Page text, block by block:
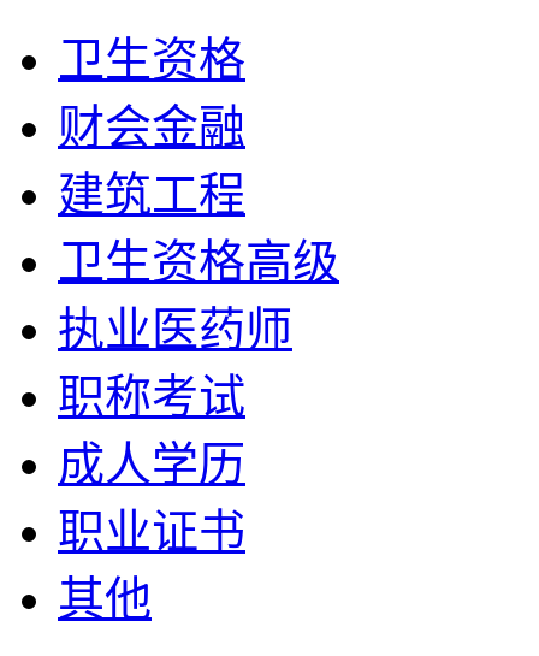
卫生资格
财会金融
建筑工程
卫生资格高级
执业医药师
职称考试
成人学历
职业证书
其他